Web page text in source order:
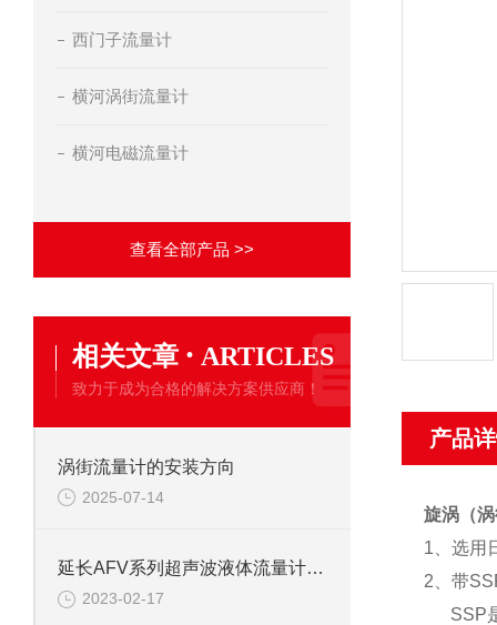
西门子流量计
横河涡街流量计
横河电磁流量计
查看全部产品 >>
相关文章 · ARTICLES
致力于成为合格的解决方案供应商！
涡街流量计的安装方向
2025-07-14
延长AFV系列超声波液体流量计的使用寿命的方法
2023-02-17
产品
旋涡（
1 、选
2 、带
SSP